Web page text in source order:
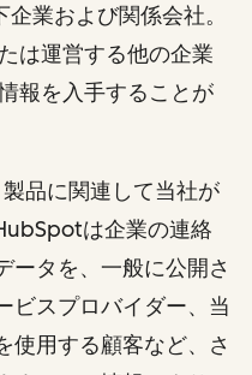
業および関係会社。
は運営する他の企業
報を入手することが
品に関連して当社が
は企業の連絡
ータを、一般に公開さ
ビスプロバイダー、当
使用する顧客など、さ